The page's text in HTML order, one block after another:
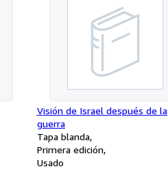
Visión de Israel después de la
guerra
Tapa blanda
Primera edición
Usado